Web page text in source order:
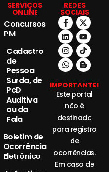
SERVIÇOS
ONLINE
Concursos
PM
Cadastro
de
Pessoa
Surda, de
PcD
Auditiva
ou da
Fala
Boletim de
Ocorrência
Eletrônico
REDES
SOCIAIS
IMPORTANTE!
Este portal
não é
destinado
para registro
de
ocorrências.
Em caso de